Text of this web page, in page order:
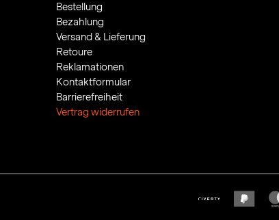
Bestellung
Bezahlung
Versand & Lieferung
Retoure
Reklamationen
Kontaktformular
Barrierefreiheit
Vertrag widerrufen